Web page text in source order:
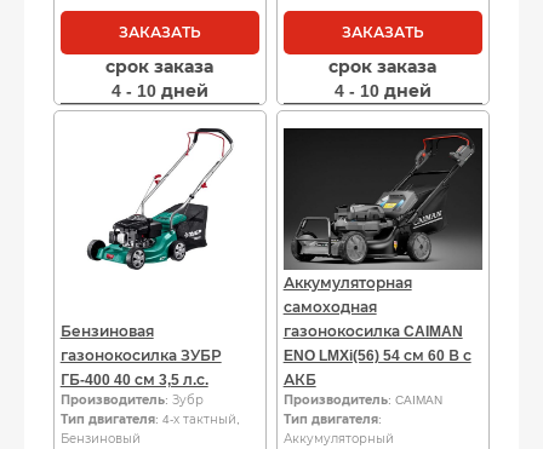
ЗАКАЗАТЬ
срок заказа
4 - 10 дней
ЗАКАЗАТЬ
срок заказа
4 - 10 дней
Бензиновая
газонокосилка ЗУБР
ГБ-400 40 см 3,5 л.с.
Производитель: Зубр
Тип двигателя: 4-х тактный,
Бензиновый
Аккумуляторная
самоходная
газонокосилка CAIMAN
ENO LMXi(56) 54 см 60 В с
АКБ
Производитель: CAIMAN
Тип двигателя:
Аккумуляторный